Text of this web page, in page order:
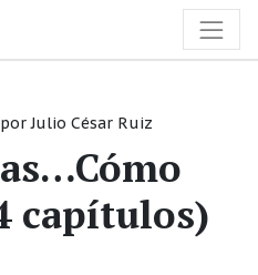
porJulio César Ruiz
capítulos)